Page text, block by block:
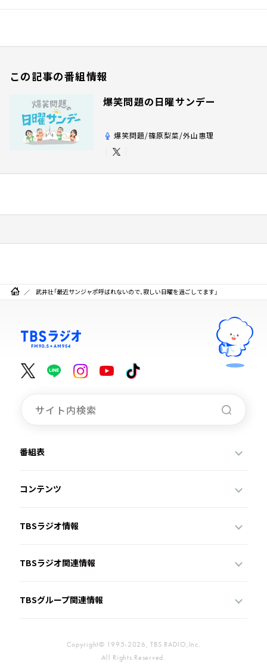
この記事の番組情報
爆笑問題の日曜サンデー
爆笑問題/篠原梨菜/外山惠理
武井壮「最近サンジャポ呼ばれないので、寂しい日曜を過ごしてます」
番組表
コンテンツ
TBSラジオ情報
TBSラジオ関連情報
TBSグループ関連情報
Copyright© 1995-2026, TBS RADIO,Inc.
All Rights Reserved.